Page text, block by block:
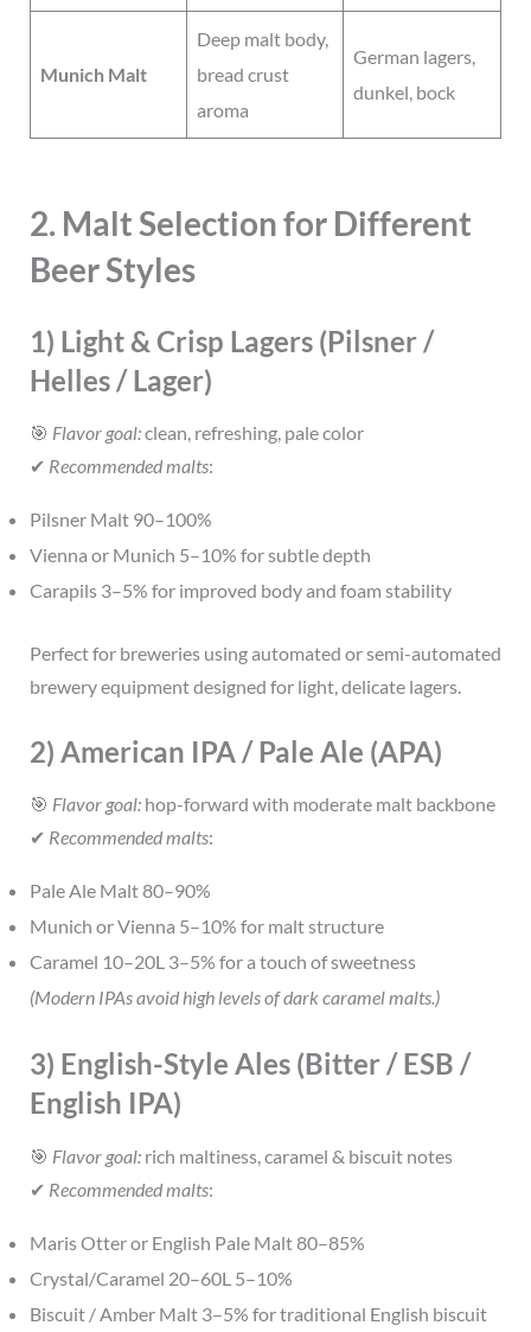
Munich Malt
Deep malt body,
bread crust
aroma
German lagers,
dunkel, bock
2. Malt Selection for Different
Beer Styles
1) Light & Crisp Lagers (Pilsner /
Helles / Lager)
🎯 Flavor goal:clean, refreshing, pale color
✔ Recommended malts:
Pilsner Malt 90–100%
Vienna or Munich 5–10% for subtle depth
Carapils 3–5% for improved body and foam stability
Perfect for breweries using automated or semi-automated
brewery equipment designed for light, delicate lagers.
2) American IPA / Pale Ale (APA)
🎯 Flavor goal:hop-forward with moderate malt backbone
✔ Recommended malts:
Pale Ale Malt 80–90%
Munich or Vienna 5–10% for malt structure
Caramel 10–20L 3–5% for a touch of sweetness
(Modern IPAs avoid high levels of dark caramel malts.)
3) English-Style Ales (Bitter / ESB /
English IPA)
🎯 Flavor goal:rich maltiness, caramel & biscuit notes
✔ Recommended malts:
Maris Otter or English Pale Malt 80–85%
Crystal/Caramel 20–60L 5–10%
Biscuit / Amber Malt 3–5% for traditional English biscuit